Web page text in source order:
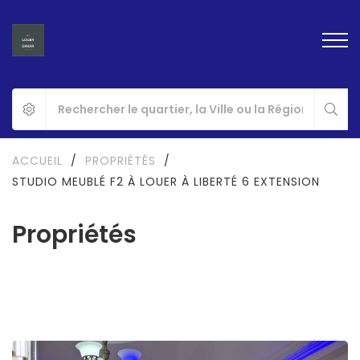
Propriétés
ACCUEIL / PROPRIÉTÉS
/
STUDIO MEUBLÉ F2 À LOUER À LIBERTÉ 6 EXTENSION